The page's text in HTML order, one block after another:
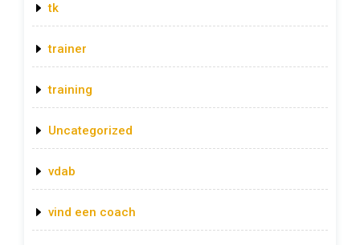
tk
trainer
training
Uncategorized
vdab
vind een coach